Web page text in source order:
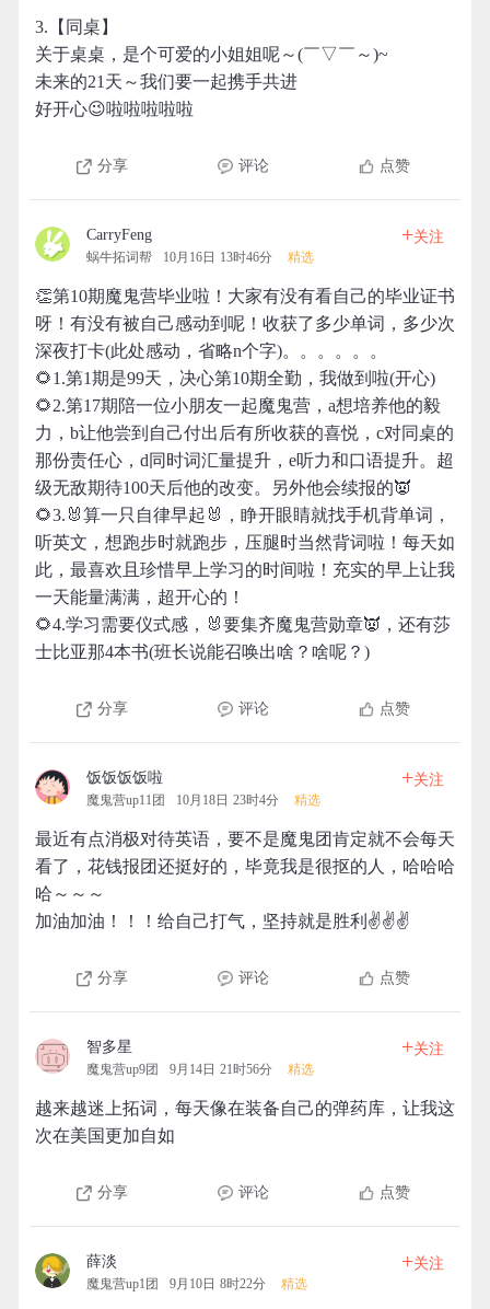
3.【同桌】
关于桌桌，是个可爱的小姐姐呢～(￣▽￣～)~
未来的21天～我们要一起携手共进
好开心😉啦啦啦啦啦
分享 评论 点赞
CarryFeng
蜗牛拓词帮 10月16日 13时46分 精选
+关注
👏第10期魔鬼营毕业啦！大家有没有看自己的毕业证书
呀！有没有被自己感动到呢！收获了多少单词，多少次
深夜打卡(此处感动，省略n个字)。。。。。。
🌻1.第1期是99天，决心第10期全勤，我做到啦(开心)
🌻2.第17期陪一位小朋友一起魔鬼营，a想培养他的毅
力，b让他尝到自己付出后有所收获的喜悦，c对同桌的
那份责任心，d同时词汇量提升，e听力和口语提升。超
级无敌期待100天后他的改变。另外他会续报的👿
🌻3.🐰算一只自律早起🐰，睁开眼睛就找手机背单词，
听英文，想跑步时就跑步，压腿时当然背词啦！每天如
此，最喜欢且珍惜早上学习的时间啦！充实的早上让我
一天能量满满，超开心的！
🌻4.学习需要仪式感，🐰要集齐魔鬼营勋章👿，还有莎
士比亚那4本书(班长说能召唤出啥？啥呢？)
分享 评论 点赞
饭饭饭饭啦
魔鬼营up11团 10月18日 23时4分 精选
+关注
最近有点消极对待英语，要不是魔鬼团肯定就不会每天
看了，花钱报团还挺好的，毕竟我是很抠的人，哈哈哈
哈～～～
加油加油！！！给自己打气，坚持就是胜利✌️✌️✌️
分享 评论 点赞
智多星
魔鬼营up9团 9月14日 21时56分 精选
+关注
越来越迷上拓词，每天像在装备自己的弹药库，让我这
次在美国更加自如
分享 评论 点赞
薛淡
魔鬼营up1团 9月10日 8时22分 精选
+关注